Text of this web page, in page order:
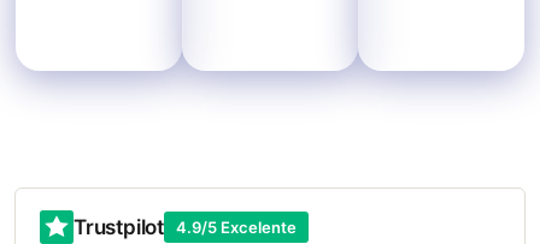
Trustpilot 4.9/5 Excelente